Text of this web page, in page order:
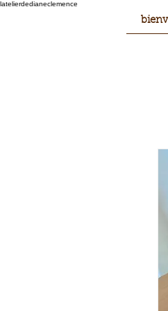
latelierdedianeclemence